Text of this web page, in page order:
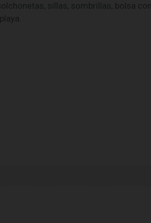
sillas, sombrillas, bolsa con